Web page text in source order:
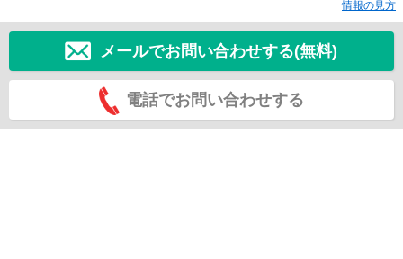
情報の見方
メールでお問い合わせする(無料)
電話でお問い合わせする